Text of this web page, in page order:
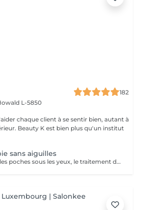
182
L-5850
chaque client à se sentir bien, autant à
Beauty K est bien plus qu'un institut
sans aiguilles
Idéal pour les rides, les poches sous les yeux, le traitement de l'acné, le relâchement cutané et la cellulite. La mésothérapie permet de faire pénétrer les principes actifs dans la peau par système intercellulaire.